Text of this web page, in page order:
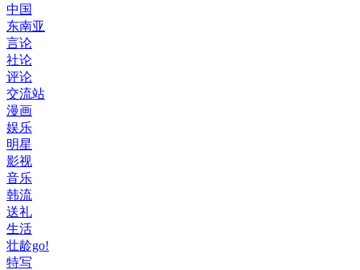
中国
东南亚
言论
社论
评论
交流站
漫画
娱乐
明星
影视
音乐
韩流
送礼
生活
壮龄go!
特写